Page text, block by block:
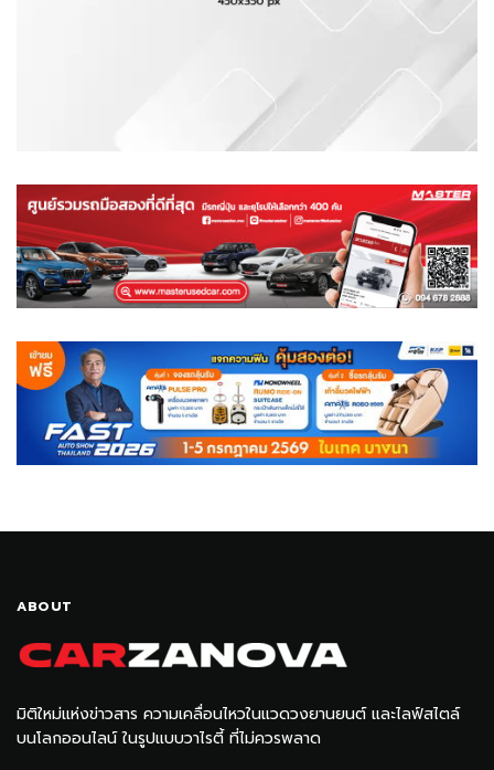
ABOUT
มิติใหม่แห่งข่าวสาร ความเคลื่อนไหวในแวดวงยานยนต์ และไลฟ์สไตล์
บนโลกออนไลน์ ในรูปแบบวาไรตี้ ที่ไม่ควรพลาด